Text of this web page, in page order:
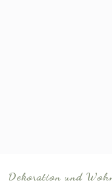
Dekoration und